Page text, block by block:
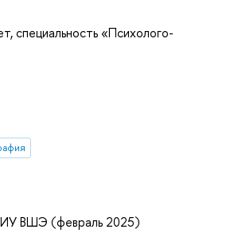
специальность «Психолого-
ВШЭ (февраль 2025)